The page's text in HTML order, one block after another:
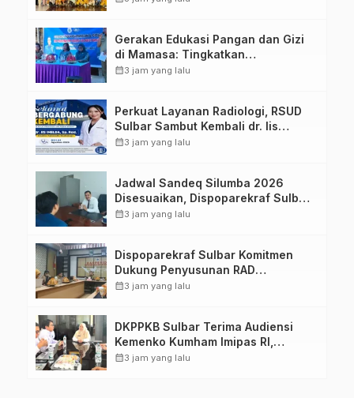
Gerakan Edukasi Pangan dan Gizi
di Mamasa: Tingkatkan
Pengetahuan dan Keterampilan
calendar_month3 jam yang lalu
Perkuat Layanan Radiologi, RSUD
Sulbar Sambut Kembali dr. Iis
Imelda, Sp.Rad
calendar_month3 jam yang lalu
Jadwal Sandeq Silumba 2026
Disesuaikan, Dispoparekraf Sulbar
Pastikan Persiapan Tetap
calendar_month3 jam yang lalu
Dispoparekraf Sulbar Komitmen
Dukung Penyusunan RAD
TPB/SDGs Sulawesi Barat
calendar_month3 jam yang lalu
DKPPKB Sulbar Terima Audiensi
Kemenko Kumham Imipas RI,
Perkuat Pelayanan Kesehatan bagi
calendar_month3 jam yang lalu